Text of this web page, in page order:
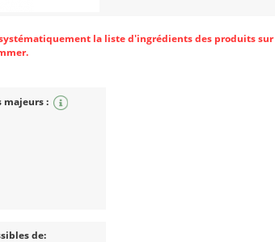
la liste d'ingrédients des produits sur
majeurs :
de: